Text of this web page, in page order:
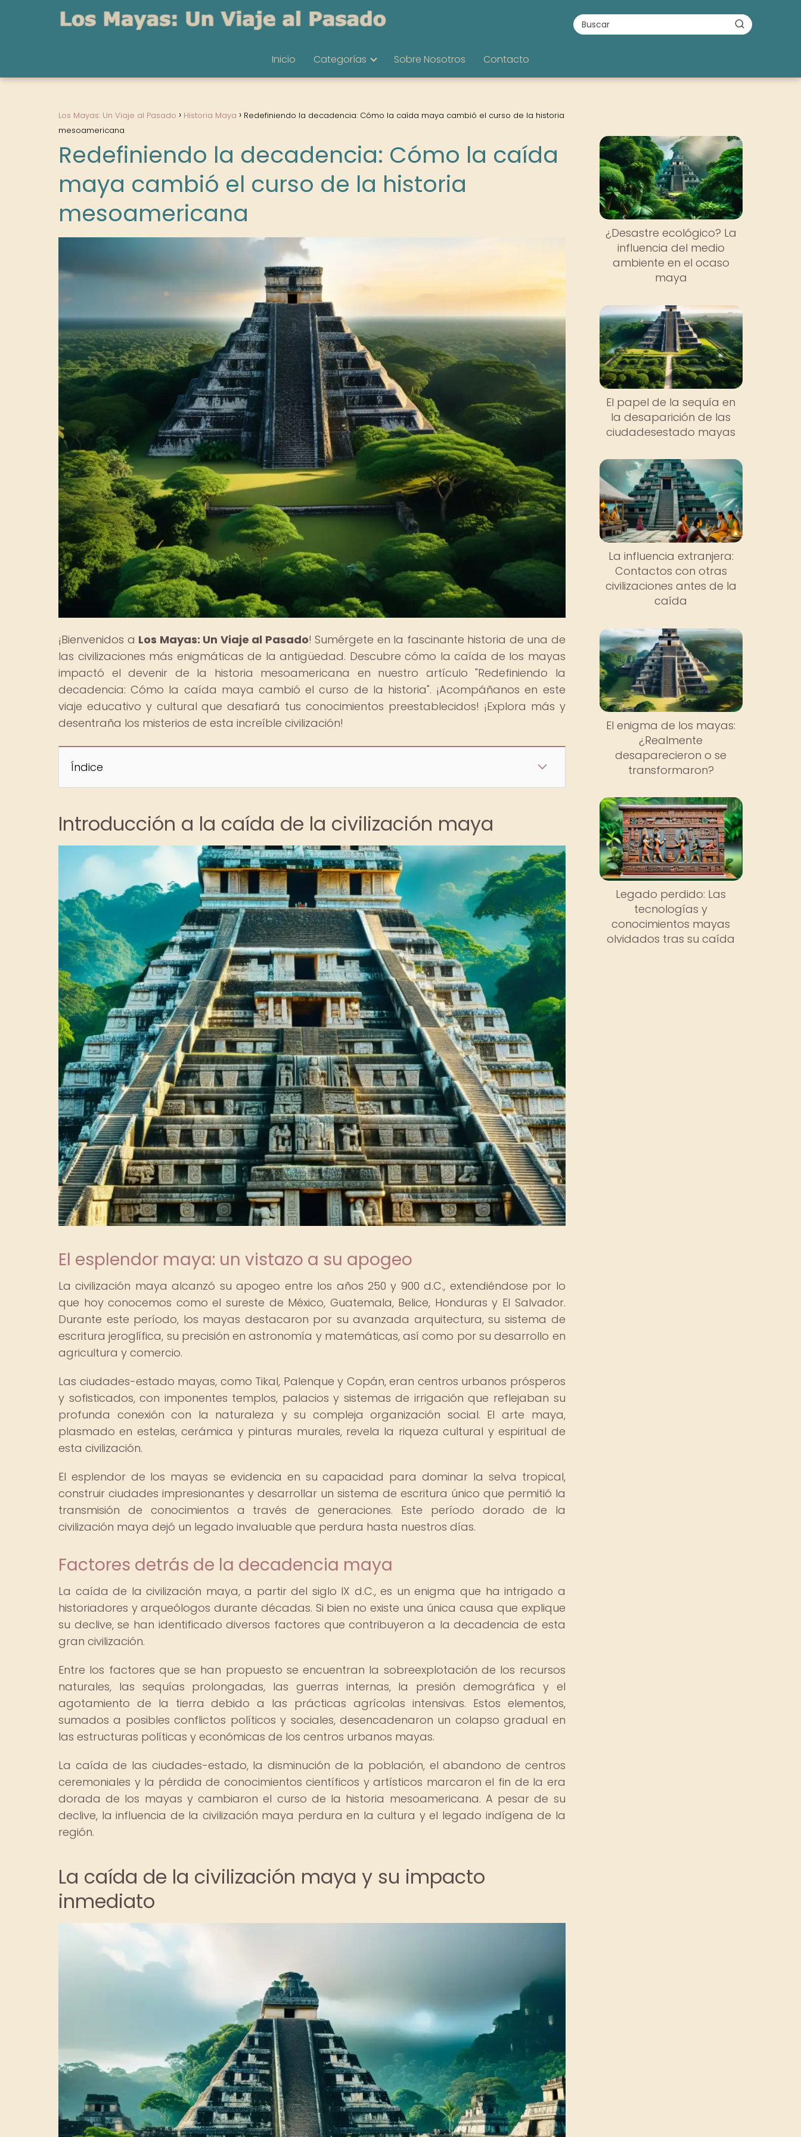
Inicio Categorías Sobre Nosotros Contacto
Los Mayas: Un Viaje al Pasado Historia Maya
Redefiniendo la decadencia: Cómo la caída maya cambió el curso de la historia
mesoamericana
Redefiniendo la decadencia: Cómo la caída
maya cambió el curso de la historia
mesoamericana
¡Bienvenidos a Los Mayas: Un Viaje al Pasado! Sumérgete en la fascinante historia de una de
las civilizaciones más enigmáticas de la antigüedad. Descubre cómo la caída de los mayas
impactó el devenir de la historia mesoamericana en nuestro artículo "Redefiniendo la
decadencia: Cómo la caída maya cambió el curso de la historia". ¡Acompáñanos en este
viaje educativo y cultural que desafiará tus conocimientos preestablecidos! ¡Explora más y
desentraña los misterios de esta increíble civilización!
Índice
Introducción a la caída de la civilización maya
El esplendor maya: un vistazo a su apogeo
La civilización maya alcanzó su apogeo entre los años 250 y 900 d.C., extendiéndose por lo
que hoy conocemos como el sureste de México, Guatemala, Belice, Honduras y El Salvador.
Durante este período, los mayas destacaron por su avanzada arquitectura, su sistema de
escritura jeroglífica, su precisión en astronomía y matemáticas, así como por su desarrollo en
agricultura y comercio.
Las ciudades-estado mayas, como Tikal, Palenque y Copán, eran centros urbanos prósperos
y sofisticados, con imponentes templos, palacios y sistemas de irrigación que reflejaban su
profunda conexión con la naturaleza y su compleja organización social. El arte maya,
plasmado en estelas, cerámica y pinturas murales, revela la riqueza cultural y espiritual de
esta civilización.
El esplendor de los mayas se evidencia en su capacidad para dominar la selva tropical,
construir ciudades impresionantes y desarrollar un sistema de escritura único que permitió la
transmisión de conocimientos a través de generaciones. Este período dorado de la
civilización maya dejó un legado invaluable que perdura hasta nuestros días.
Factores detrás de la decadencia maya
La caída de la civilización maya, a partir del siglo IX d.C., es un enigma que ha intrigado a
historiadores y arqueólogos durante décadas. Si bien no existe una única causa que explique
su declive, se han identificado diversos factores que contribuyeron a la decadencia de esta
gran civilización.
Entre los factores que se han propuesto se encuentran la sobreexplotación de los recursos
naturales, las sequías prolongadas, las guerras internas, la presión demográfica y el
agotamiento de la tierra debido a las prácticas agrícolas intensivas. Estos elementos,
sumados a posibles conflictos políticos y sociales, desencadenaron un colapso gradual en
las estructuras políticas y económicas de los centros urbanos mayas.
La caída de las ciudades-estado, la disminución de la población, el abandono de centros
ceremoniales y la pérdida de conocimientos científicos y artísticos marcaron el fin de la era
dorada de los mayas y cambiaron el curso de la historia mesoamericana. A pesar de su
declive, la influencia de la civilización maya perdura en la cultura y el legado indígena de la
región.
La caída de la civilización maya y su impacto
inmediato
¿Desastre ecológico? La
influencia del medio
ambiente en el ocaso
maya
El papel de la sequía en
la desaparición de las
ciudadesestado mayas
La influencia extranjera:
Contactos con otras
civilizaciones antes de la
caída
El enigma de los mayas:
¿Realmente
desaparecieron o se
transformaron?
Legado perdido: Las
tecnologías y
conocimientos mayas
olvidados tras su caída